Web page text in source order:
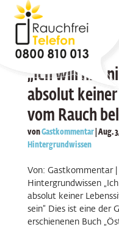
„Ich will nie,
absolut
vom Rauch
vonGastkommentar| Aug.
Hintergrundwissen
Von: Gastkommentar |
Hintergrundwissen
absolut keiner
sein“ Dies ist eine der
erschienenen Buch